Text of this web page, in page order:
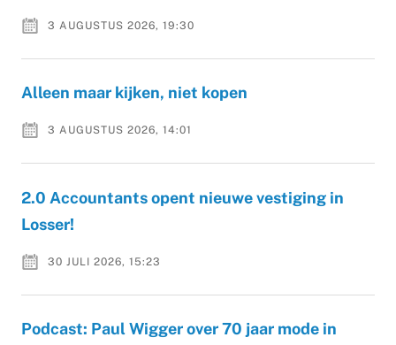
3 AUGUSTUS 2026, 19:30
Alleen maar kijken, niet kopen
3 AUGUSTUS 2026, 14:01
2.0 Accountants opent nieuwe vestiging in
Losser!
30 JULI 2026, 15:23
Podcast: Paul Wigger over 70 jaar mode in